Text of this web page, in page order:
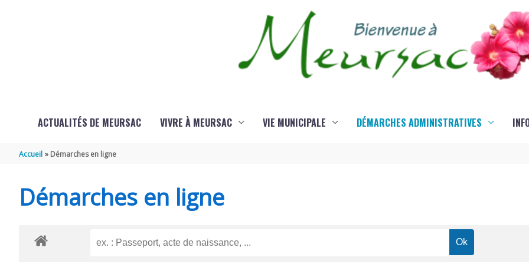
ACTUALITÉS DE MEURSAC VIVRE À MEURSAC VIE MUNICIPALE DÉMARCHES ADMINISTRATIVES
Accueil Démarches en ligne
Démarches en ligne